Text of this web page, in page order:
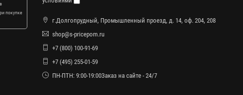
покупке
г.Долгопрудный, Промышленный проезд, д. 14, оф. 204, 208
shop@s-pricepom.ru
+7 (800) 100-91-69
+7 (495) 255-01-59
ПН-ПТН: 9:00-19:00Заказ на сайте - 24/7